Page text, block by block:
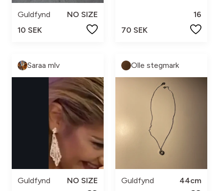
Guldfynd
NO SIZE
10 SEK
16
70 SEK
Saraa mlv
Guldfynd
NO SIZE
Olle stegmark
Guldfynd
44cm